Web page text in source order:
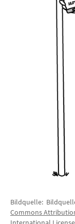
Bildquelle:
Commons